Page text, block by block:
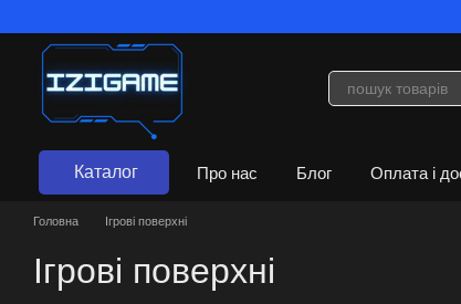
Каталог Про нас Блог Оплата і
Головна Ігрові поверхні
Ігрові поверхні